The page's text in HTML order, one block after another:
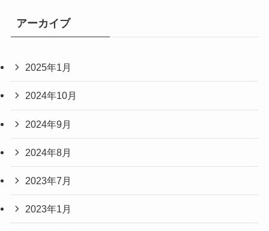
アーカイブ
2025年1月
2024年10月
2024年9月
2024年8月
2023年7月
2023年1月